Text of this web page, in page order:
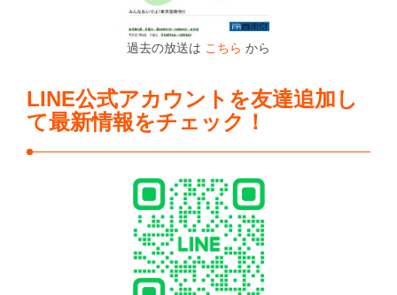
過去の放送は こちら から
LINE公式アカウントを友達追加し
て最新情報をチェック！